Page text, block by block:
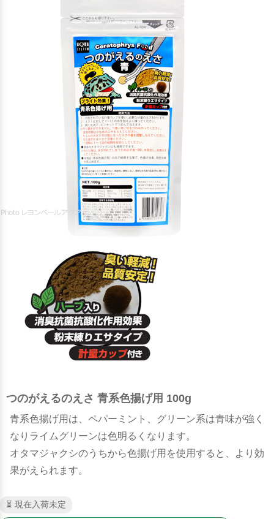
つのがえるのえさ 青系色揚げ用 100g
青系色揚げ用は、ペパーミント、グリーン系は青味が強く
なりライムグリーンは色明るくなります。
オタマジャクシのうちから色揚げ用を使用すると、より効
果がえられます。
⏳ 現在入荷未定